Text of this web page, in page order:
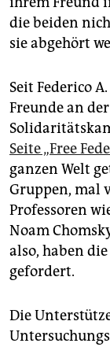
die beiden
sie abgehört
Seit Federico
Freunde an
Seite „Free
ganzen Welt
Gruppen, mal
Professoren
Noam
also, haben
gefordert.
Die